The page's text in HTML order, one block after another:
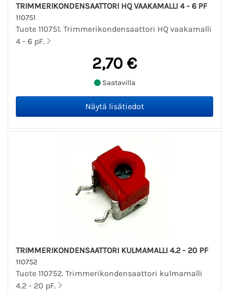
TRIMMERIKONDENSAATTORI HQ VAAKAMALLI 4 - 6 PF
110751
Tuote 110751. Trimmerikondensaattori HQ vaakamalli
4 - 6 pF.
2,70 €
Saatavilla
TRIMMERIKONDENSAATTORI KULMAMALLI 4.2 - 20 PF
110752
Tuote 110752. Trimmerikondensaattori kulmamalli
4.2 - 20 pF.